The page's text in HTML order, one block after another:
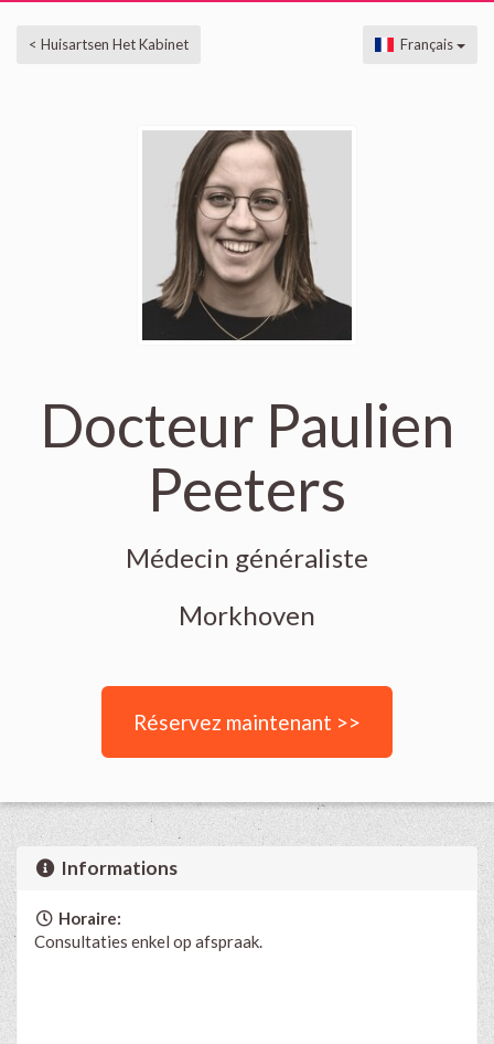
< Huisartsen Het Kabinet Français
Docteur Paulien
Peeters
Médecin généraliste
Morkhoven
Réservez maintenant >>
Informations
Horaire:
Consultaties enkel op afspraak.